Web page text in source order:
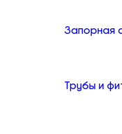
Запорная
Трубы и